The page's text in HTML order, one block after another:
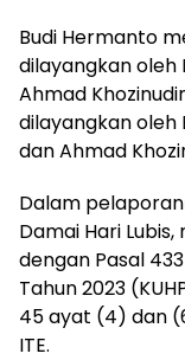
Budi Hermanto
dilayangkan oleh
Ahmad
dilayangkan oleh
dan Ahmad
Dalam
Damai Hari
dengan Pasal
Tahun 2023
45 ayat (4) dan
ITE.